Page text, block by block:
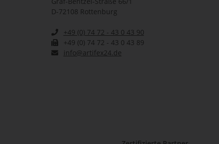
D-72108 Rottenburg
+49 (0) 74 72 - 43 0 43 90
+49 (0) 74 72 - 43 0 43 89
info@artifex24.de